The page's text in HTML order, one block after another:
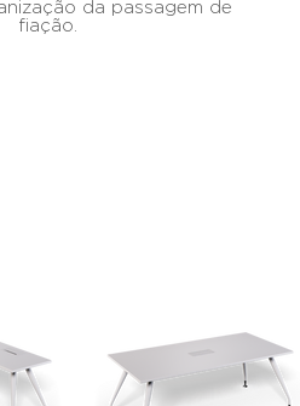
da passagem de
fiação.